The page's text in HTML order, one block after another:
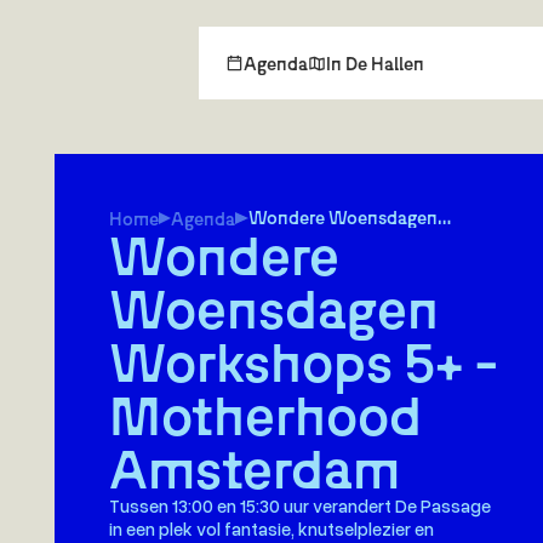
Agenda In De Hallen
Home Agenda Wondere Woensdagen
Workshops 5+ - Motherhood
Amsterdam
Wondere
Woensdagen
Workshops 5+ -
Motherhood
Amsterdam
Tussen 13:00 en 15:30 uur verandert De Passage
in een plek vol fantasie, knutselplezier en